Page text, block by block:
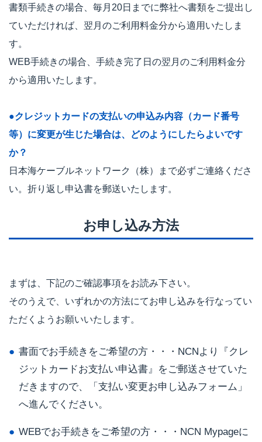
書類手続きの場合、毎月20日までに弊社へ書類をご提出し
ていただければ、翌月のご利用料金分から適用いたしま
す。
WEB手続きの場合、手続き完了日の翌月のご利用料金分
から適用いたします。
●クレジットカードの支払いの申込み内容（カード番号
等）に変更が生じた場合は、どのようにしたらよいです
か？
日本海ケーブルネットワーク（株）まで必ずご連絡くださ
い。折り返し申込書を郵送いたします。
お申し込み方法
まずは、下記のご確認事項をお読み下さい。
そのうえで、いずれかの方法にてお申し込みを行なってい
ただくようお願いいたします。
書面でお手続きをご希望の方・・・NCNより『クレ
ジットカードお支払い申込書』をご郵送させていた
だきますので、「支払い変更お申し込みフォーム」
へ進んでください。
WEBでお手続きをご希望の方・・・NCN Mypageに